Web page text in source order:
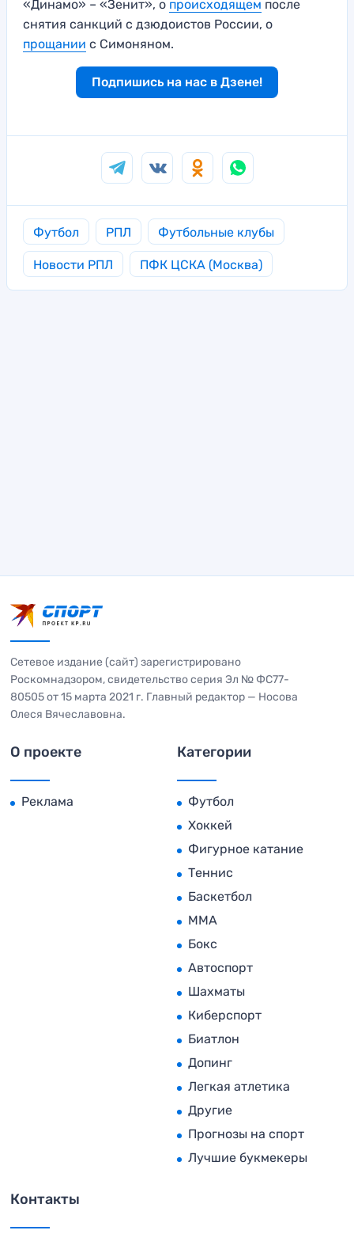
«Динамо» – «Зенит», о происходящем после
снятия санкций с дзюдоистов России, о
прощании с Симоняном.
Подпишись на нас в Дзене!
Футбол РПЛ Футбольные клубы
Новости РПЛ ПФК ЦСКА (Москва)
Сетевое издание (сайт) зарегистрировано
Роскомнадзором, свидетельство серия Эл № ФС77-
80505 от 15 марта 2021 г. Главный редактор — Носова
Олеся Вячеславовна.
О проекте
Реклама
Категории
Футбол
Хоккей
Фигурное катание
Теннис
Баскетбол
MMA
Бокс
Автоспорт
Шахматы
Киберспорт
Биатлон
Допинг
Легкая атлетика
Другие
Прогнозы на спорт
Лучшие букмекеры
Контакты